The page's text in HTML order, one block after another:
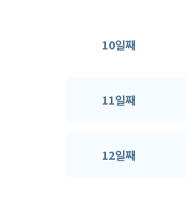
10일째
11일째
12일째